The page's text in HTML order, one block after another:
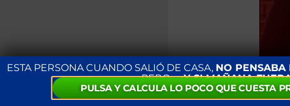
ESTA PERSONA CUANDO SALIÓ DE CASA, NO PENSABA
PERO…¿Y SI MAÑANA
PULSA Y CALCULA LO POCO QUE CUESTA